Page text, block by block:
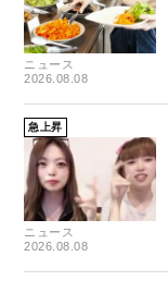
ニュース
2026.08.08
急上昇
ニュース
2026.08.08